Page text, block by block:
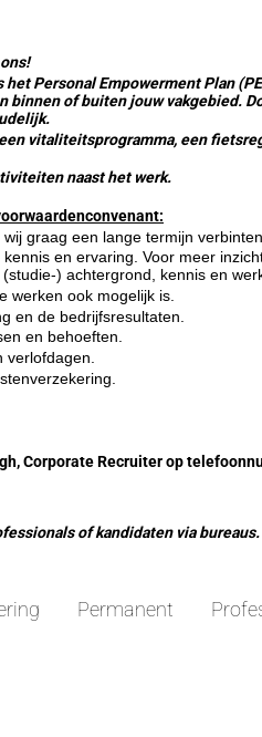
Personal Empowerment Plan
of buiten jouw vakgebied.
vitaliteitsprogramma, een
naast het werk.
graag een lange termijn
en ervaring. Voor meer
) achtergrond, kennis en
werken ook mogelijk is.
en de bedrijfsresultaten.
en behoeften.
Corporate Recruiter op
of kandidaten via bureaus.
Permanent